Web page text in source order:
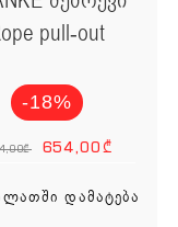
was:
price
pull-out
-18%
₾ 654,00
₾
ᲓᲐᲛᲐᲢᲔᲑᲐ